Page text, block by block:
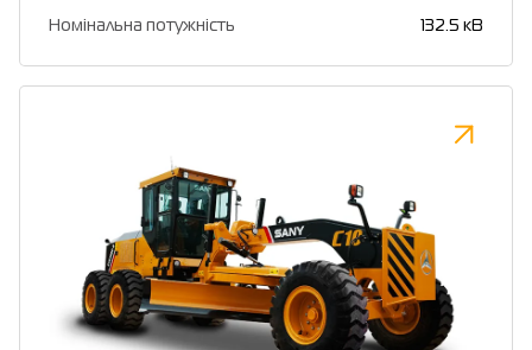
Номінальна потужність 132.5 кВ